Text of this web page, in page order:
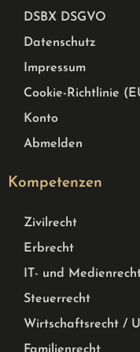
DSBX DSGVO
Datenschutz
Impressum
Cookie-Richtlinie
Konto
Abmelden
Kompetenzen
Zivilrecht
Erbrecht
IT- und
Steuerrecht
Wirtschaftsrecht /
Familienrecht